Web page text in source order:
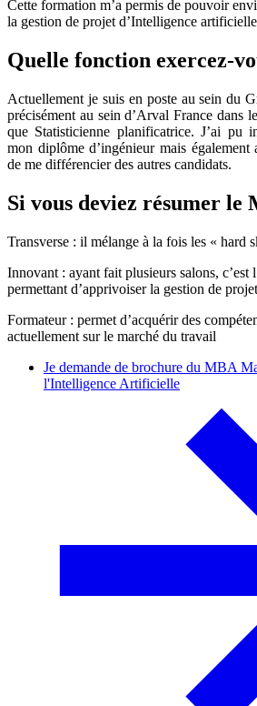
Cette formation m’a permis de pouvoir
la gestion de projet d’Intelligence
Quelle fonction exercez-
Actuellement je suis en poste au sein du
précisément au sein d’Arval France dans
que Statisticienne planificatrice. J’ai pu
mon diplôme d’ingénieur mais
de me différencier des autres candidats.
Si vous deviez résumer le
Transverse : il mélange à la fois les « hard
Innovant : ayant fait plusieurs salons, c’est
permettant d’apprivoiser la gestion de
Formateur : permet d’acquérir des
actuellement sur le marché du travail
Je demande de brochure du MBA
l'Intelligence Artificielle